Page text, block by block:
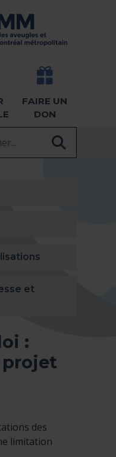
-
FAIRE UN
DON
et
:
projet
des
limitation